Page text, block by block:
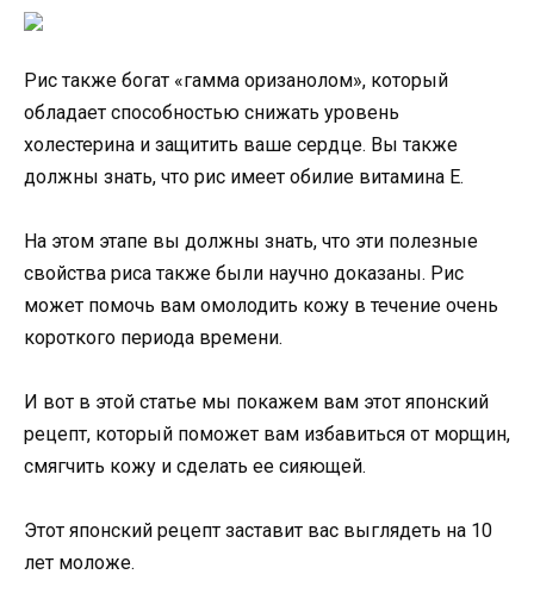
Рис также богат «гамма оризанолом», который
обладает способностью снижать уровень
холестерина и защитить ваше сердце. Вы также
должны знать, что рис имеет обилие витамина Е.
На этом этапе вы должны знать, что эти полезные
свойства риса также были научно доказаны. Рис
может помочь вам омолодить кожу в течение очень
короткого периода времени.
И вот в этой статье мы покажем вам этот японский
рецепт, который поможет вам избавиться от морщин,
смягчить кожу и сделать ее сияющей.
Этот японский рецепт заставит вас выглядеть на 10
лет моложе.